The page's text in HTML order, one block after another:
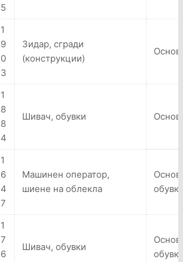
5
1
9
0
3
Зидар, сгради
(конструкции)
1
8
8
4
Шивач, обувки
1
6
4
7
Машинен оператор,
шиене на облекла
1
7
6
Шивач, обувки